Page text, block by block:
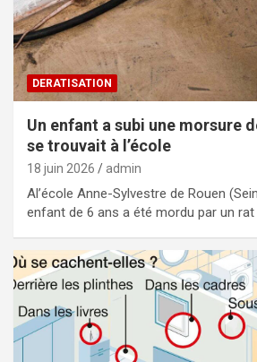
DERATISATION
Un enfant a subi une morsure
se trouvait à l’école
18 juin 2026 admin
Al’école Anne-Sylvestre de Rouen
enfant de 6 ans a été mordu par un rat